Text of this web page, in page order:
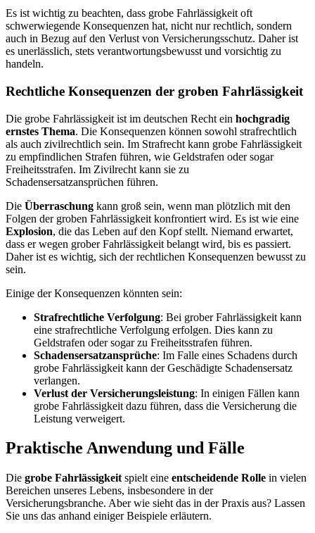
Es ist wichtig zu beachten, dass grobe Fahrlässigkeit oft
schwerwiegende Konsequenzen hat, nicht nur rechtlich, sondern
auch in Bezug auf den Verlust von Versicherungsschutz. Daher ist
es unerlässlich, stets verantwortungsbewusst und vorsichtig zu
handeln.
Rechtliche Konsequenzen der groben Fahrlässigkeit
Die grobe Fahrlässigkeit ist im deutschen Recht ein hochgradig
ernstes Thema. Die Konsequenzen können sowohl strafrechtlich
als auch zivilrechtlich sein. Im Strafrecht kann grobe Fahrlässigkeit
zu empfindlichen Strafen führen, wie Geldstrafen oder sogar
Freiheitsstrafen. Im Zivilrecht kann sie zu
Schadensersatzansprüchen führen.
Die Überraschung kann groß sein, wenn man plötzlich mit den
Folgen der groben Fahrlässigkeit konfrontiert wird. Es ist wie eine
Explosion, die das Leben auf den Kopf stellt. Niemand erwartet,
dass er wegen grober Fahrlässigkeit belangt wird, bis es passiert.
Daher ist es wichtig, sich der rechtlichen Konsequenzen bewusst zu
sein.
Einige der Konsequenzen könnten sein:
Strafrechtliche Verfolgung: Bei grober Fahrlässigkeit kann
eine strafrechtliche Verfolgung erfolgen. Dies kann zu
Geldstrafen oder sogar zu Freiheitsstrafen führen.
Schadensersatzansprüche: Im Falle eines Schadens durch
grobe Fahrlässigkeit kann der Geschädigte Schadensersatz
verlangen.
Verlust der Versicherungsleistung: In einigen Fällen kann
grobe Fahrlässigkeit dazu führen, dass die Versicherung die
Leistung verweigert.
Praktische Anwendung und Fälle
Die grobe Fahrlässigkeit spielt eine entscheidende Rolle in vielen
Bereichen unseres Lebens, insbesondere in der
Versicherungsbranche. Aber wie sieht das in der Praxis aus? Lassen
Sie uns das anhand einiger Beispiele erläutern.